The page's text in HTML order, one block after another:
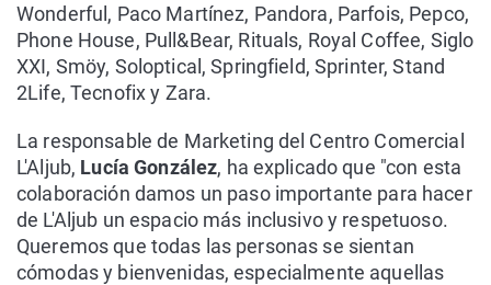
Wonderful, Paco Martínez, Pandora, Parfois, Pepco,
Phone House, Pull&Bear, Rituals, Royal Coffee, Siglo
XXI, Smöy, Soloptical, Springfield, Sprinter, Stand
2Life, Tecnofix y Zara.
La responsable de Marketing del Centro Comercial
L'Aljub, Lucía González, ha explicado que "con esta
colaboración damos un paso importante para hacer
de L'Aljub un espacio más inclusivo y respetuoso.
Queremos que todas las personas se sientan
cómodas y bienvenidas, especialmente aquellas